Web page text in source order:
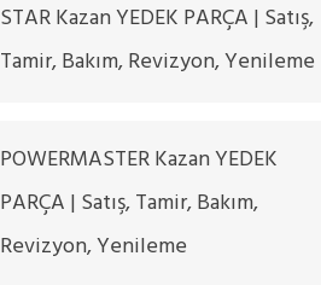
STAR Kazan YEDEK PARÇA | Satış,
Tamir, Bakım, Revizyon, Yenileme
POWERMASTER Kazan YEDEK
PARÇA | Satış, Tamir, Bakım,
Revizyon, Yenileme